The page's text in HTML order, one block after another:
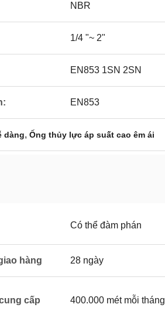
NBR
1/4 "~ 2"
EN853 1SN 2SN
EN853
dàng, Ống thủy lực áp suất cao êm ái
Có thể đàm phán
hàng 28 ngày
cấp 400.000 mét mỗi tháng